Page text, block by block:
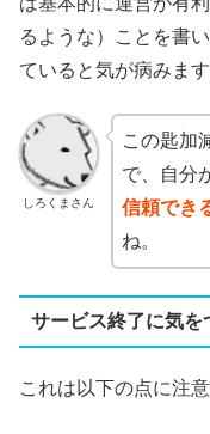
るような）ことを書
ていると気が病みます
しろくまさん
この匙加
で、自分
信頼でき
ね。
サービス終了に気を
これは以下の点に注意